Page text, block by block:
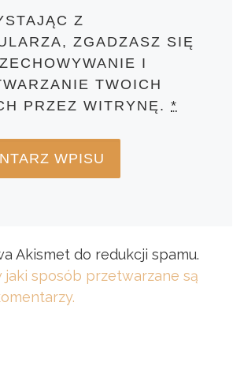
Z
ZGADZASZ SIĘ
I
TWOICH
PRZEZ WITRYNĘ.*
Akismet do redukcji spamu.
jaki sposób przetwarzane są